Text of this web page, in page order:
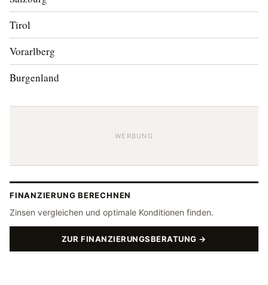
Tirol
Vorarlberg
Burgenland
WERBUNG
FINANZIERUNG BERECHNEN
Zinsen vergleichen und optimale Konditionen finden.
ZUR FINANZIERUNGSBERATUNG →